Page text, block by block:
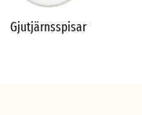
Gjutjärnsspisar